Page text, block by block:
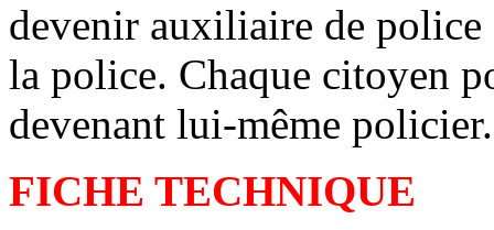
devenir auxiliaire de police
la police. Chaque citoyen
devenant lui-même policier.
FICHE TECHNIQUE